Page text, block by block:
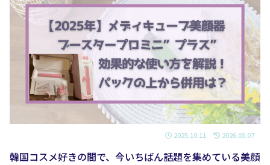
2025.10.11 2026.03.07
韓国コスメ好きの間で、今いちばん話題を集めている美顔